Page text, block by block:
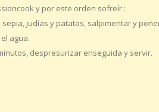
y por este orden sofreír :
sepia, judías y patatas, salpimentar y
agua.
despresurizar enseguida y servir.